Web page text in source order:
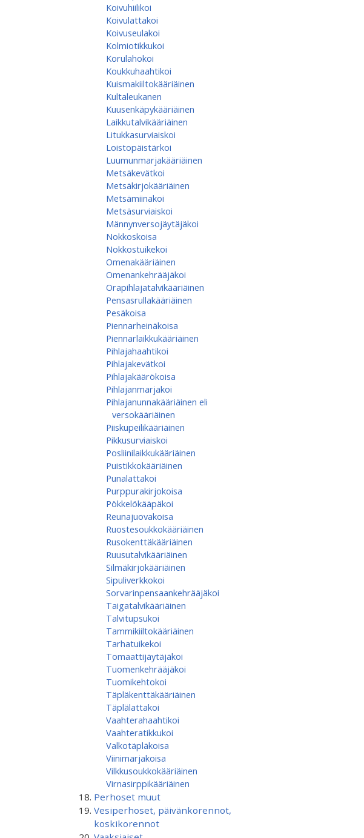
Koivuhiilikoi
Koivulattakoi
Koivuseulakoi
Kolmiotikkukoi
Korulahokoi
Koukkuhaahtikoi
Kuismakiiltokääriäinen
Kultaleukanen
Kuusenkäpykääriäinen
Laikkutalvikääriäinen
Litukkasurviaiskoi
Loistopäistärkoi
Luumunmarjakääriäinen
Metsäkevätkoi
Metsäkirjokääriäinen
Metsämiinakoi
Metsäsurviaiskoi
Männynversojäytäjäkoi
Nokkoskoisa
Nokkostuikekoi
Omenakääriäinen
Omenan­kehrääjä­koi
Orapihlajatalvikääriäinen
Pensasrullakääriäinen
Pesäkoisa
Piennarheinäkoisa
Piennarlaikkukääriäinen
Pihlajahaahtikoi
Pihlajakevätkoi
Pihlajakäärökoisa
Pihlajanmarjakoi
Pihlajanunnakääriäinen eli
versokääriäinen
Piiskupeilikääriäinen
Pikkusurviaiskoi
Posliinilaikkukääriäinen
Puistikkokääriäinen
Punalattakoi
Purppurakirjokoisa
Pökkelökääpäkoi
Reunajuovakoisa
Ruostesoukkokääriäinen
Rusokenttäkääriäinen
Ruusutalvikääriäinen
Silmäkirjokääriäinen
Sipuliverkkokoi
Sorvarinpensaankehrääjäkoi
Taigatalvikääriäinen
Talvitupsukoi
Tammikiiltokääriäinen
Tarhatuikekoi
Tomaattijäytäjäkoi
Tuomenkehrääjäkoi
Tuomikehtokoi
Täpläkenttäkääriäinen
Täplälattakoi
Vaahterahaahtikoi
Vaahteratikkukoi
Valkotäpläkoisa
Viinimarjakoisa
Vilkkusoukkokääriäinen
Virnasirppikääriäinen
Perhoset muut
Vesiperhoset, päivänkorennot,
koskikorennot